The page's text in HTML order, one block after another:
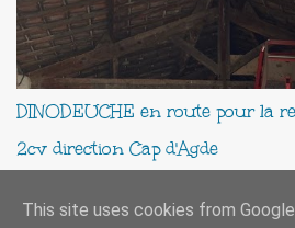
DINODEUCHE en route pour la
2cv direction Cap d'Agde
direction le site de la Nationale 2025
This site uses cookies from